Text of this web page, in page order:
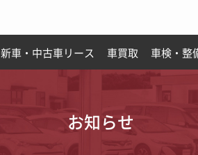
新車・中古車リース 車買取 車検・整
お知らせ